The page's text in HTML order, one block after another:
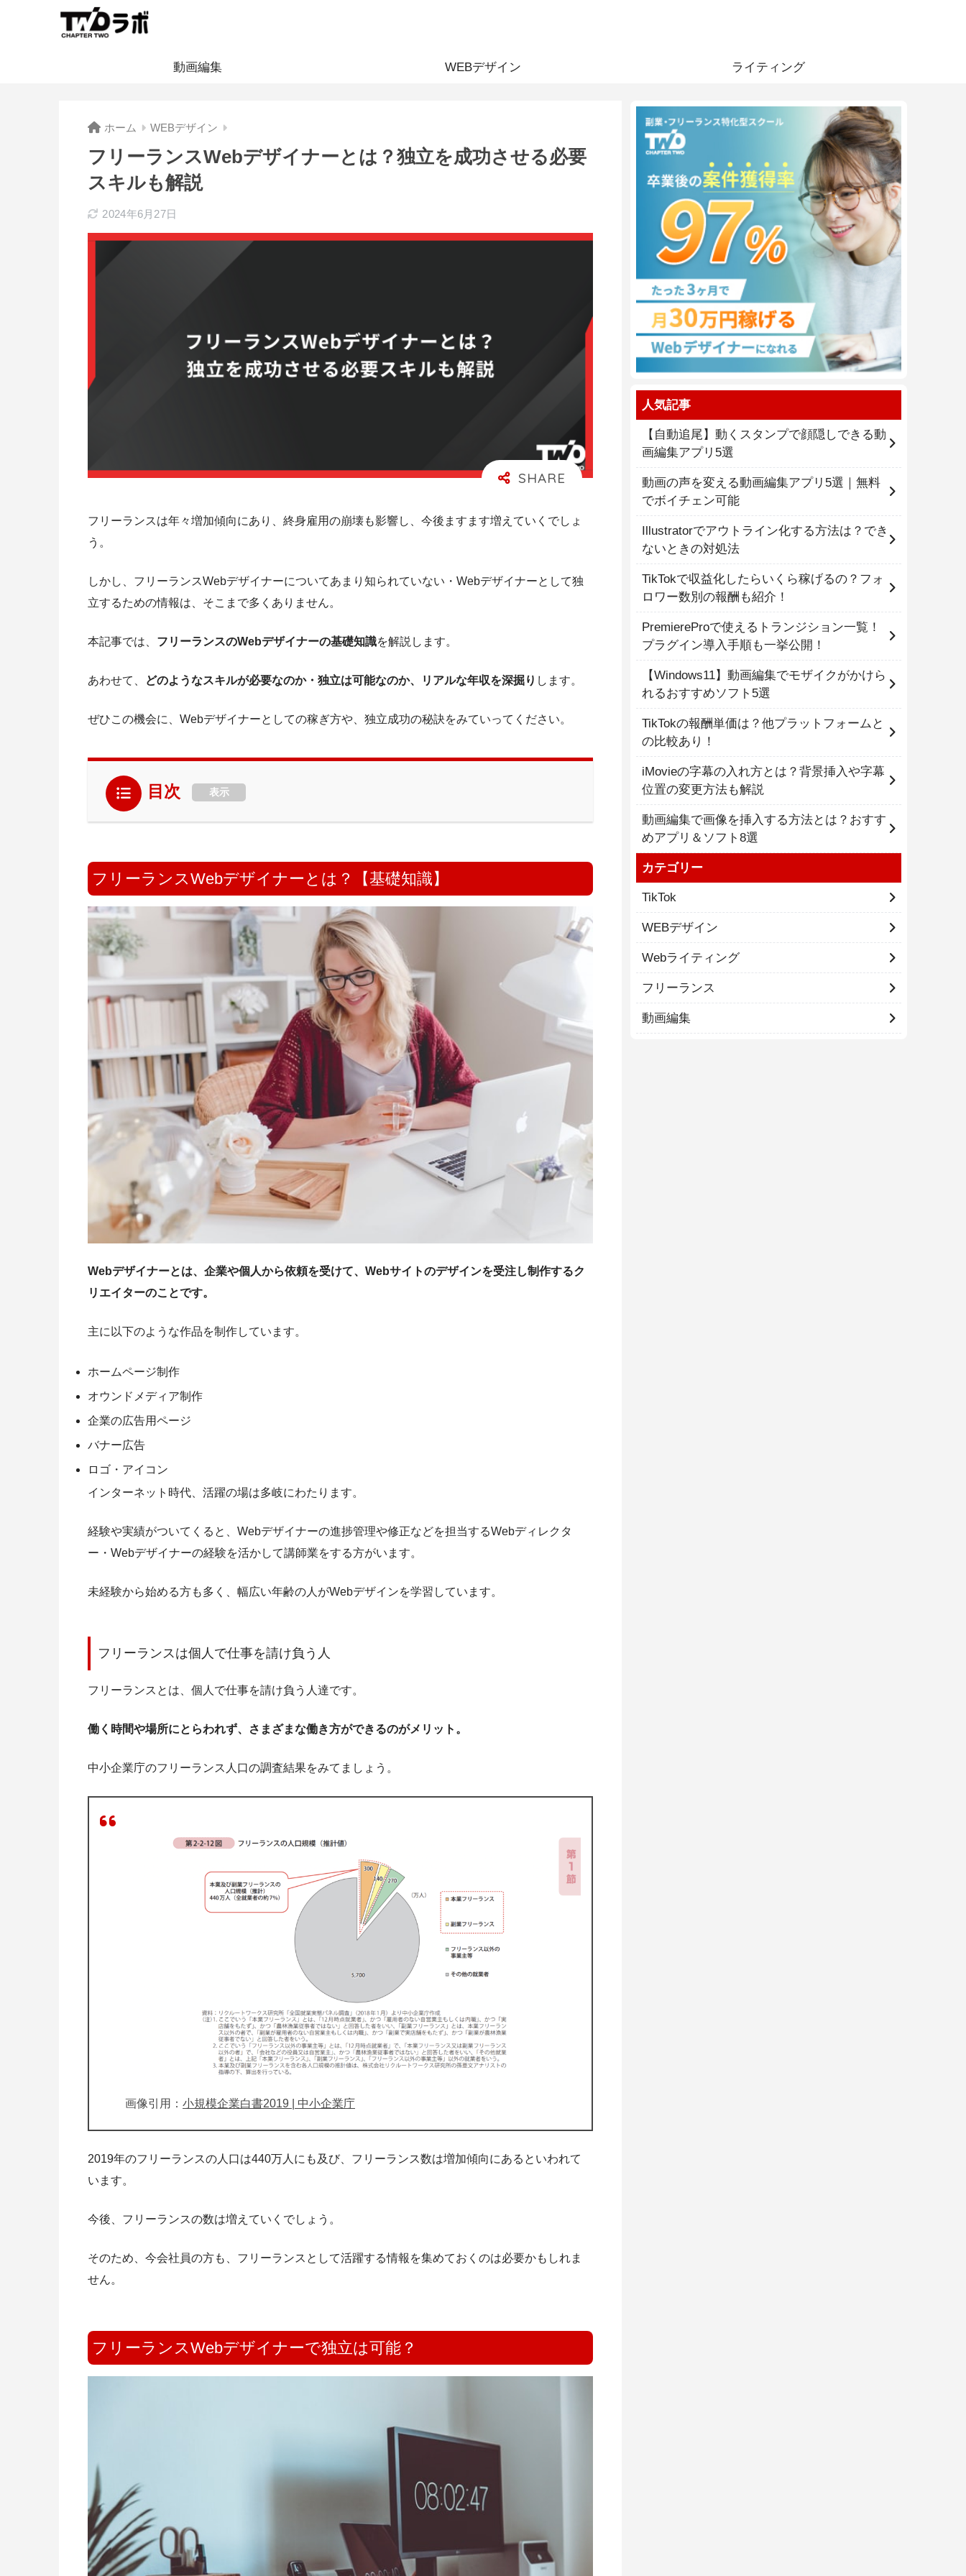
動画編集 WEBデザイン ライティング
ホーム WEBデザイン
フリーランスWebデザイナーとは？独立を成功させる必要
スキルも解説
2024年6月27日
フリーランスは年々増加傾向にあり、終身雇用の崩壊も影響し、 今後ますます増えていくでしょ
う。
しかし、フリーランスWebデザイナーについてあまり知られていない・Webデザイナーとして独
立するための情報は、そこまで多くありません。
本記事では、 フリーランスのWebデザイナーの基礎知識を解説します。
あわせて、 どのようなスキルが必要なのか・独立は可能なのか、リアルな年収を深掘り します。
ぜひこの機会に、 Webデザイナーとしての稼ぎ方や、独立成功の秘訣をみていってください。
目次 表示
フリーランスWebデザイナーとは？【基礎知識】
Webデザイナーとは、企業や個人から依頼を受けて、Webサイトのデザインを受注し制作するク
リエイターのことです。
主に以下のような作品を制作しています。
ホームページ制作
オウンドメディア制作
企業の広告用ページ
バナー広告
ロゴ・アイコン
インターネット時代、活躍の場は多岐にわたります。
経験や実績がついてくると、Webデザイナーの進捗管理や修正などを担当するWebディレクタ
ー・Webデザイナーの経験を活かして講師業をする方がいます。
未経験から始める方も多く、幅広い年齢の人がWebデザインを学習しています。
フリーランスは個人で仕事を請け負う人
フリーランスとは、個人で仕事を請け負う人達です。
働く時間や場所にとらわれず、さまざまな働き方ができるのがメリット。
中小企業庁のフリーランス人口の調査結果をみてましょう。
画像引用： 小規模企業白書2019 | 中小企業庁
2019年のフリーランスの人口は440万人にも及び、フリーランス数は増加傾向にあるといわれて
います。
今後、フリーランスの数は増えていくでしょう。
そのため、今会社員の方も、 フリーランスとして活躍する情報を集めておくのは必要かもしれま
せん。
フリーランスWebデザイナーで独立は可能？
人気記事
【自動追尾】動くスタンプで顔隠しできる動
画編集アプリ5選
動画の声を変える動画編集アプリ5選｜無料
でボイチェン可能
Illustratorでアウトライン化する方法は？でき
ないときの対処法
TikTokで収益化したらいくら稼げるの？フォ
ロワー数別の報酬も紹介！
PremiereProで使えるトランジション一覧！
プラグイン導入手順も一挙公開！
【Windows11】動画編集でモザイクがかけら
れるおすすめソフト5選
TikTokの報酬単価は？他プラットフォームと
の比較あり！
iMovieの字幕の入れ方とは？背景挿入や字幕
位置の変更方法も解説
動画編集で画像を挿入する方法とは？おすす
めアプリ＆ソフト8選
カテゴリー
TikTok
WEBデザイン
Webライティング
フリーランス
動画編集